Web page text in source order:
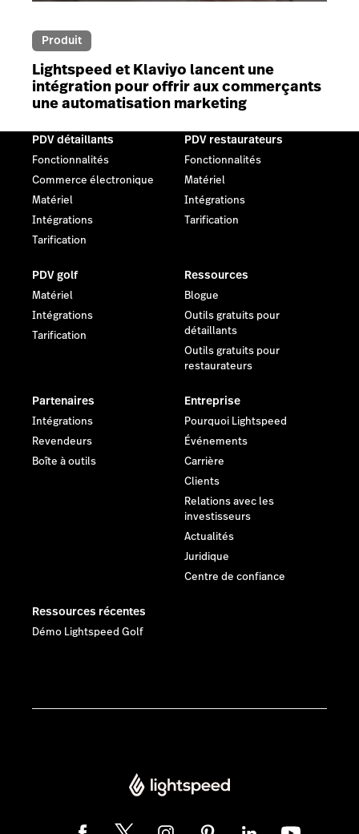
Produit
Lightspeed et Klaviyo lancent une
intégration pour offrir aux commerçants
une automatisation marketing
PDV détaillants
Fonctionnalités
Commerce électronique
Matériel
Intégrations
Tarification
PDV restaurateurs
Fonctionnalités
Matériel
Intégrations
Tarification
PDV golf
Matériel
Intégrations
Tarification
Ressources
Blogue
Outils gratuits pour
détaillants
Outils gratuits pour
restaurateurs
Partenaires
Intégrations
Revendeurs
Boîte à outils
Entreprise
Pourquoi Lightspeed
Événements
Carrière
Clients
Relations avec les
investisseurs
Actualités
Juridique
Centre de confiance
Ressources récentes
Démo Lightspeed Golf